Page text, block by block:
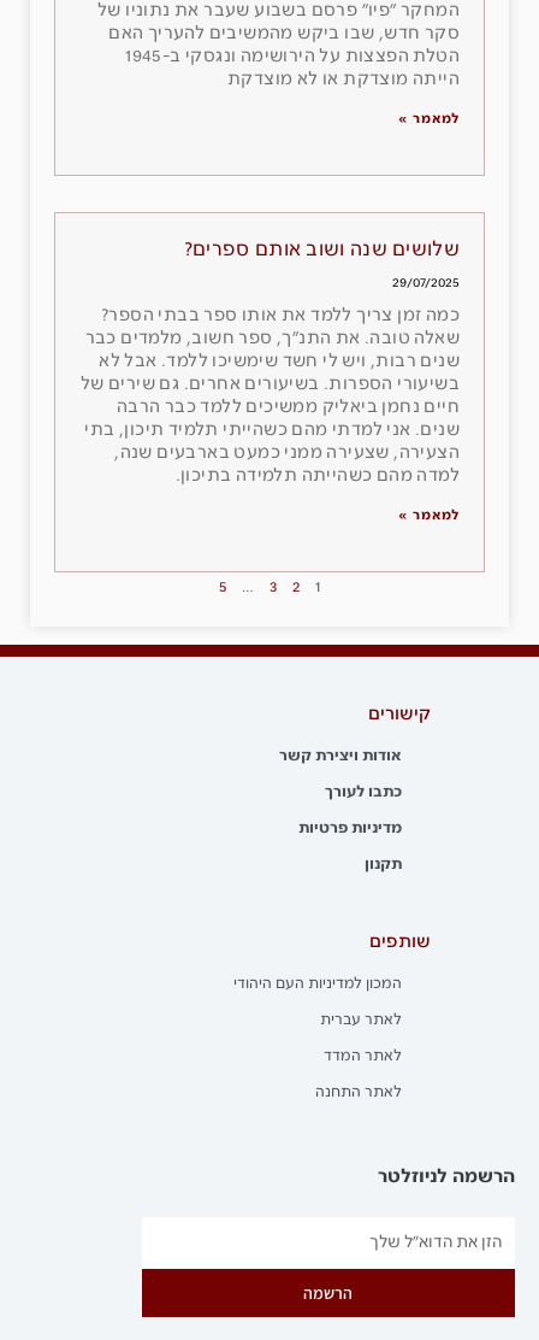
המחקר ״פיו״ פרסם בשבוע שעבר את נתוניו של
סקר חדש, שבו ביקש מהמשיבים להעריך האם
הטלת הפצצות על הירושימה ונגסקי ב-1945
הייתה מוצדקת או לא מוצדקת
למאמר »
שלושים שנה ושוב אותם ספרים?
29/07/2025
כמה זמן צריך ללמד את אותו ספר בבתי הספר?
שאלה טובה. את התנ״ך, ספר חשוב, מלמדים כבר
שנים רבות, ויש לי חשד שימשיכו ללמד. אבל לא
בשיעורי הספרות. בשיעורים אחרים. גם שירים של
חיים נחמן ביאליק ממשיכים ללמד כבר הרבה
שנים. אני למדתי מהם כשהייתי תלמיד תיכון, בתי
הצעירה, שצעירה ממני כמעט בארבעים שנה,
למדה מהם כשהייתה תלמידה בתיכון.
למאמר »
1
2
3
…
5
קישורים
אודות ויצירת קשר
כתבו לעורך
מדיניות פרטיות
תקנון
שותפים
המכון למדיניות העם היהודי
לאתר עברית
לאתר המדד
לאתר התחנה
הרשמה לניוזלטר
הרשמה